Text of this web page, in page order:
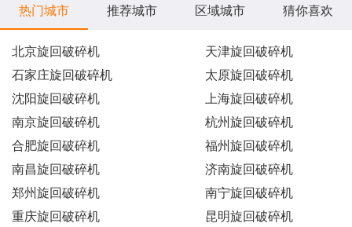
热门城市 推荐城市 区域城市 猜你喜欢
北京旋回破碎机
天津旋回破碎机
石家庄旋回破碎机
太原旋回破碎机
沈阳旋回破碎机
上海旋回破碎机
南京旋回破碎机
杭州旋回破碎机
合肥旋回破碎机
福州旋回破碎机
南昌旋回破碎机
济南旋回破碎机
郑州旋回破碎机
南宁旋回破碎机
重庆旋回破碎机
昆明旋回破碎机